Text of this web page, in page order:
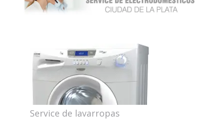
Service de lavarropas